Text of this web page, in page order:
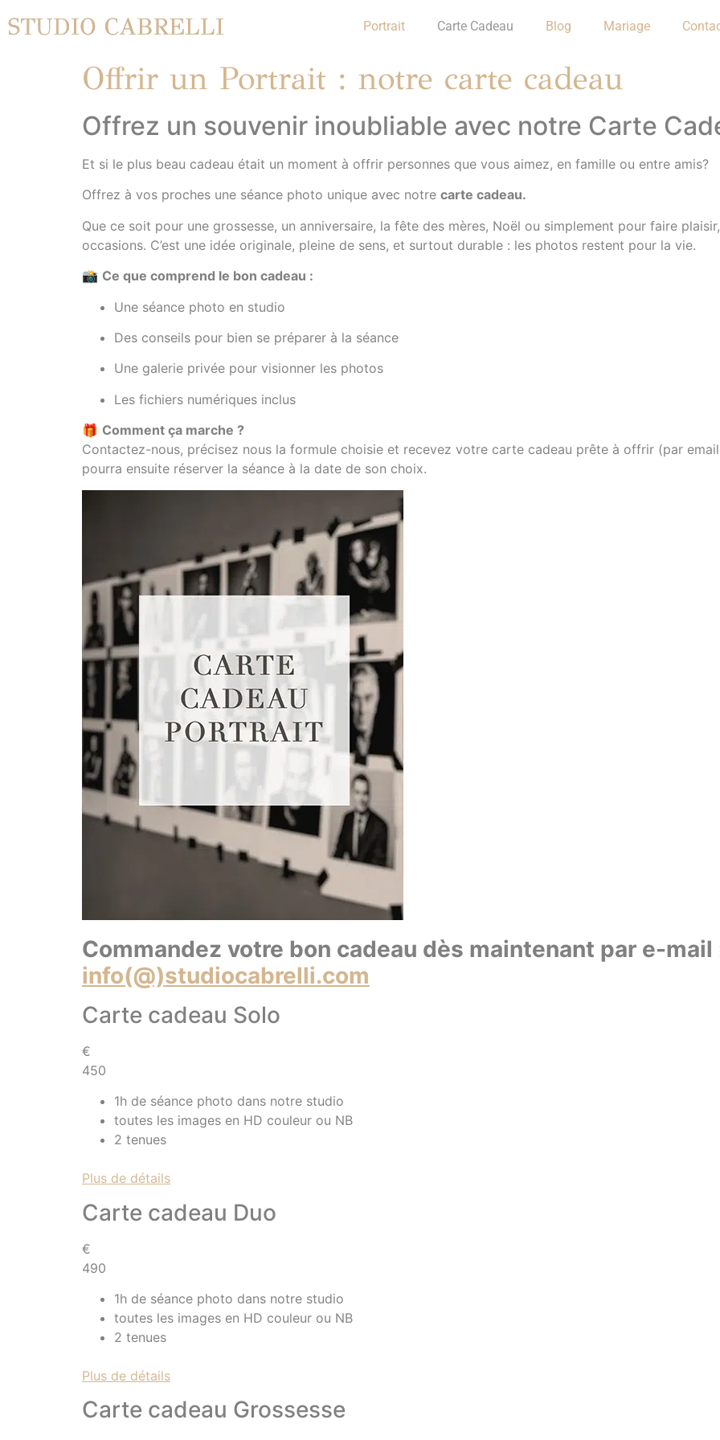
STUDIO CABRELLI Portrait Carte Cadeau Blog Mariage
Offrir un Portrait : notre carte cadeau
Offrez un souvenir inoubliable avec notre Carte
Et si le plus beau cadeau était un moment à offrir personnes que vous aimez, en famille ou entre amis?
Offrez à vos proches une séance photo unique avec notre carte cadeau.
Que ce soit pour une grossesse, un anniversaire, la fête des mères, Noël ou simplement pour faire
occasions. C’est une idée originale, pleine de sens, et surtout durable : les photos restent pour la vie.
📸 Ce que comprend le bon cadeau :
Une séance photo en studio
Des conseils pour bien se préparer à la séance
Une galerie privée pour visionner les photos
Les fichiers numériques inclus
🎁 Comment ça marche ?
Contactez-nous, précisez nous la formule choisie et recevez votre carte cadeau prête à offrir (par
pourra ensuite réserver la séance à la date de son choix.
Commandez votre bon cadeau dès maintenant par e-mail
info(@)studiocabrelli.com
Carte cadeau Solo
€
450
1h de séance photo dans notre studio
toutes les images en HD couleur ou NB
2 tenues
Plus de détails
Carte cadeau Duo
€
490
1h de séance photo dans notre studio
toutes les images en HD couleur ou NB
2 tenues
Plus de détails
Carte cadeau Grossesse